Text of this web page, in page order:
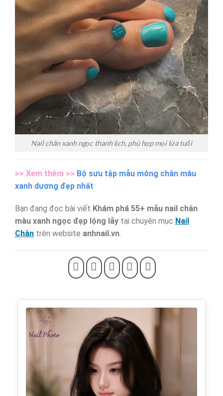
Nail chân xanh ngọc thanh lịch, phù hợp mọi lứa tuổi
>> Xem thêm >> Bộ sưu tập mẫu móng chân màu
xanh dương đẹp nhất
Bạn đang đọc bài viết Khám phá 55+ mẫu nail chân
màu xanh ngọc đẹp lộng lẫytại chuyên mục Nail
Chântrên website anhnail.vn.